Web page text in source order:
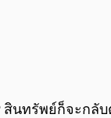
สินทรัพย์ก็จะกลั